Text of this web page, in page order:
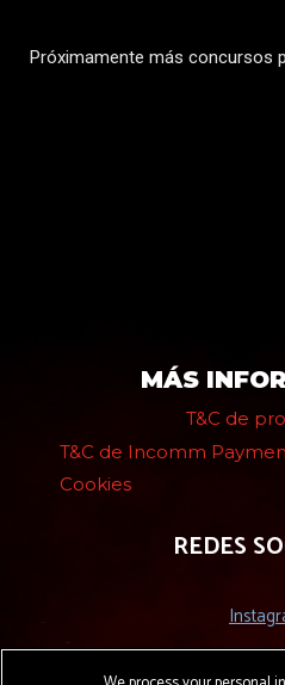
Próximamente más concursos
MÁS
T&C de
T&C de Incomm
Cookies
REDES